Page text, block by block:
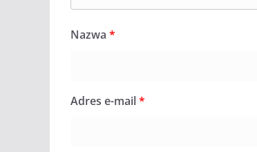
Nazwa *
Adres e-mail*